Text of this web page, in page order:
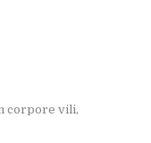
corpore vili,